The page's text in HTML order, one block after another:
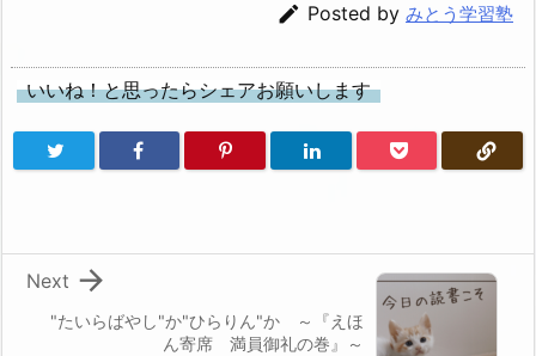
 Posted by みとう学習塾
いいね！と思ったらシェアお願いします
"たいらばやし"か"ひらりん"か ～『えほ
ん寄席 満員御礼の巻』～

Next